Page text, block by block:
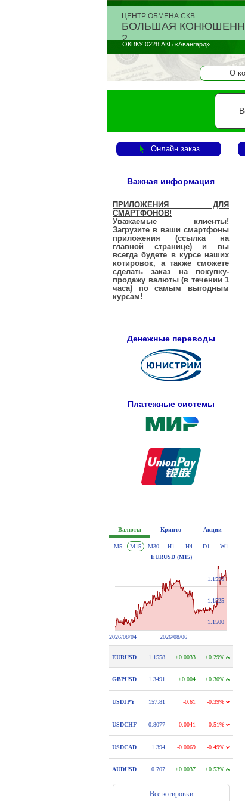
ЦЕНТР ОБМЕНА СКВ
БОЛЬШАЯ
2
ОКВКУ 0228 АКБ «Авангард»
О
Онлайн заказ
Важная информация
ПРИЛОЖЕНИЯ ДЛЯ
СМАРТФОНОВ!
Уважаемые клиенты!
Загрузите в ваши смартфоны
приложения (ссылка на
главной странице) и вы
всегда будете в курсе наших
котировок, а также сможете
сделать заказ на покупку-
продажу валюты (в течении 1
часа) по самым выгодным
курсам!
Денежные переводы
Платежные системы